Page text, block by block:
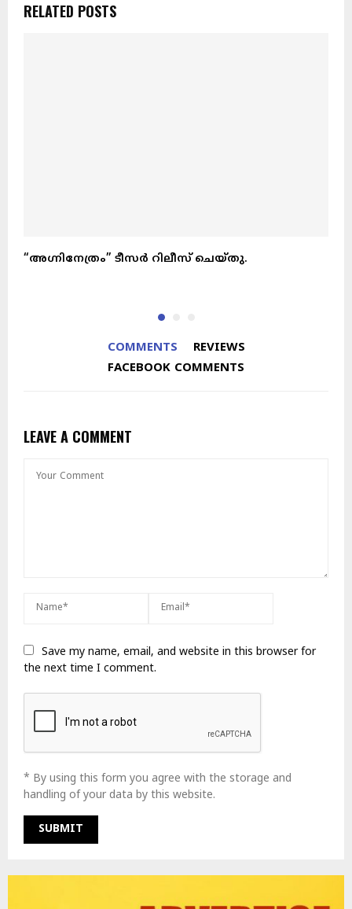
RELATED POSTS
“അഗ്നിനേത്രം” ടീസർ റിലീസ് ചെയ്തു.
COMMENTS
REVIEWS
FACEBOOK COMMENTS
LEAVE A COMMENT
Save my name, email, and website in this browser for
the next time I comment.
* By using this form you agree with the storage and
handling of your data by this website.